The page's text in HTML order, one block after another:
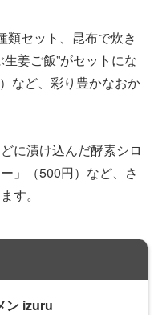
類セット、昆布で炊き
姜ご飯”がセットにな
など、彩り豊かなおか
に漬け込んだ酵素シロ
」（500円）など、さ
す。
ン izuru